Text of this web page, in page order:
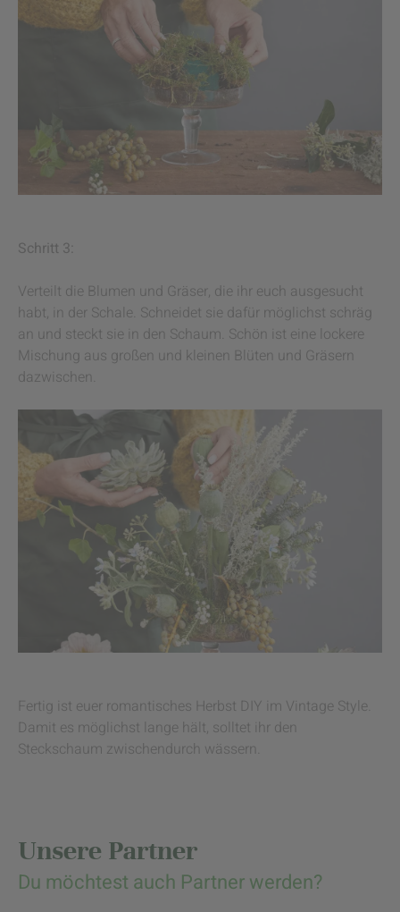
Schritt 3:
Verteilt die Blumen und Gräser, die ihr euch ausgesucht
habt, in der Schale. Schneidet sie dafür möglichst schräg
an und steckt sie in den Schaum. Schön ist eine lockere
Mischung aus großen und kleinen Blüten und Gräsern
dazwischen.
Fertig ist euer romantisches Herbst DIY im Vintage Style.
Damit es möglichst lange hält, solltet ihr den
Steckschaum zwischendurch wässern.
Unsere Partner
Du möchtest auch Partner werden?